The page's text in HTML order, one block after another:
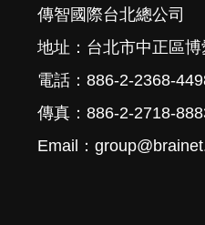
傳智國際台北總公司
地址：台北市中正區
電話：886-2-2368-
傳真：886-2-2718-
Email：